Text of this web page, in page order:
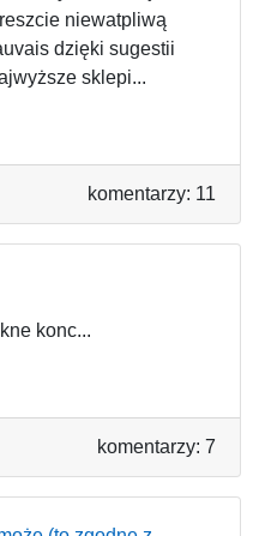
niewatpliwą
dzięki sugestii
sklepi...
komentarzy: 11
konc...
komentarzy: 7